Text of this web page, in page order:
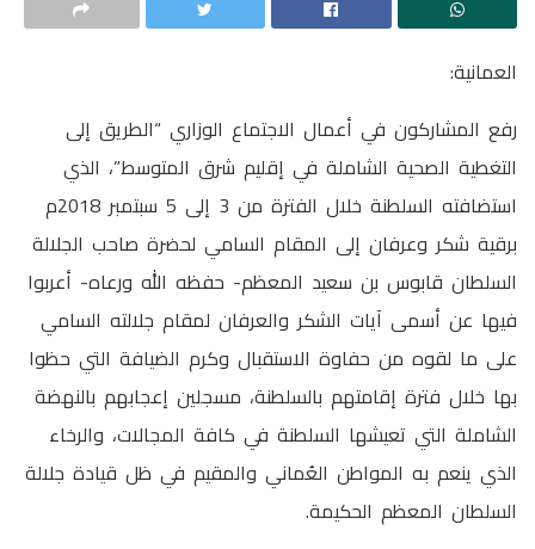
العمانية:
رفع المشاركون في أعمال الاجتماع الوزاري “الطريق إلى
التغطية الصحية الشاملة في إقليم شرق المتوسط”، الذي
استضافته السلطنة خلال الفترة من 3 إلى 5 سبتمبر 2018م
برقية شكر وعرفان إلى المقام السامي لحضرة صاحب الجلالة
السلطان قابوس بن سعيد المعظم- حفظه الله ورعاه- أعربوا
فيها عن أسمى آيات الشكر والعرفان لمقام جلالته السامي
على ما لقوه من حفاوة الاستقبال وكرم الضيافة التي حظوا
بها خلال فترة إقامتهم بالسلطنة، مسجلين إعجابهم بالنهضة
الشاملة التي تعيشها السلطنة في كافة المجالات، والرخاء
الذي ينعم به المواطن العُماني والمقيم في ظل قيادة جلالة
السلطان المعظم الحكيمة.